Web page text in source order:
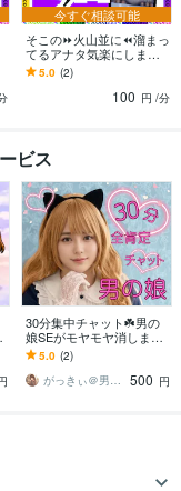
ペイティング:10年
痴、何でもどうぞ 話し
恋愛相談・アドバイス
仕事・職場・キャリアの悩
職場・キャリアの悩み相
在
~ 現在
今すぐ相談可能
そこの⏩火山並に⏪溜まっ
てるアナタ気楽にします
指名率No.1現役スタイリ
スト✅私の話聞いて✅普通
5.0 (2)
100 円 /分
ビス
30分集中チャット☘️男の
娘SEがモヤモヤ消します
30分で心スッキリ☘️男の
娘SEが貴方の味方になり
ます
5.0 (2)
がっきぃ＠男の娘の聞き役
500 円